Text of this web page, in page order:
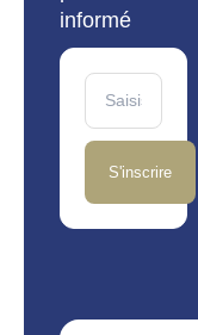
informé
S'inscrire